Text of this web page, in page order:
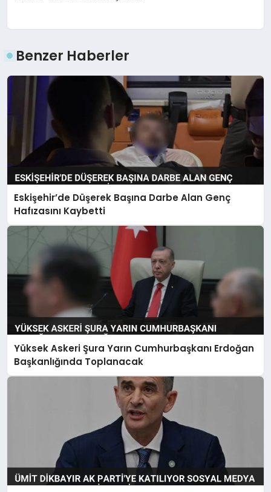
Benzer Haberler
Eskişehir’de Düşerek Başına Darbe Alan Genç
Hafızasını Kaybetti
Yüksek Askeri Şura Yarın Cumhurbaşkanı Erdoğan
Başkanlığında Toplanacak